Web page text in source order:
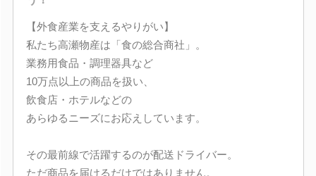
【外食産業を支えるやりがい】
私たち高瀬物産は「食の総合商社」。
業務用食品・調理器具など
10万点以上の商品を扱い、
飲食店・ホテルなどの
あらゆるニーズにお応えしています。
その最前線で活躍するのが配送ドライバー。
ただ商品を届けるだけではありません。